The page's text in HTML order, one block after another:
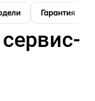
Гарантия